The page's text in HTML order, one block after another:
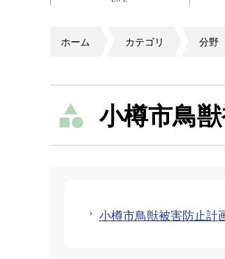
ホーム カテゴリ 分野
小樽市鳥
小樽市鳥獣被害防止計